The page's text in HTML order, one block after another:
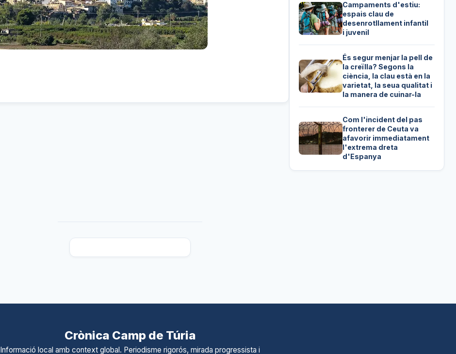
Campaments d'estiu:
espais clau de
desenrotllament infantil
i juvenil
És segur menjar la pell de
la creïlla? Segons la
ciència, la clau està en la
varietat, la seua qualitat i
la manera de cuinar-la
Com l'incident del pas
fronterer de Ceuta va
afavorir immediatament
l'extrema dreta
d'Espanya
Crònica Camp de Túria
Informació local amb context global. Periodisme rigorós, mirada progressista i